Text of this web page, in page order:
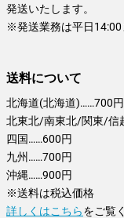
発送いたします。
※発送業務は平日14:00
送料について
北海道(北海道)……700円
北東北/南東北/関東/信
四国……600円
九州……700円
沖縄……900円
※送料は税込価格
詳しくはこちらをご覧